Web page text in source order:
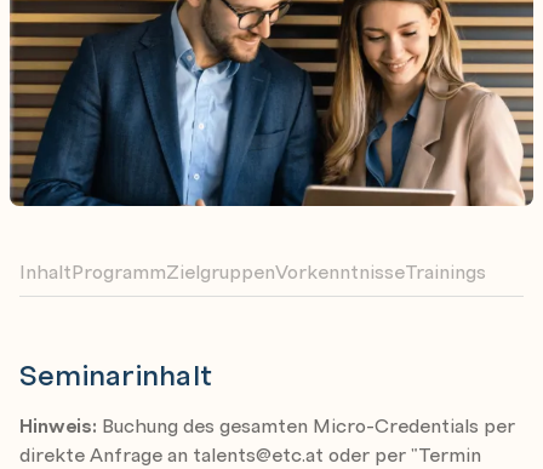
Seminarinhalt
Hinweis: Buchung des gesamten Micro-Credentials per
direkte Anfrage an talents@etc.at oder per "Termin
InhaltProgrammZielgruppenVorkenntnisseTrainings